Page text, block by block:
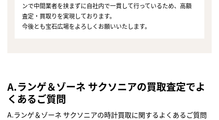
ンで中間業者を挟まずに自社内で一貫して行っているため、高額
査定・買取りを実現しております。
今後とも宝石広場をよろしくお願いいたします。
A.ランゲ＆ゾーネ サクソニアの買取査定でよ
くあるご質問
A.ランゲ＆ゾーネ サクソニアの時計買取に関するよくあるご質問